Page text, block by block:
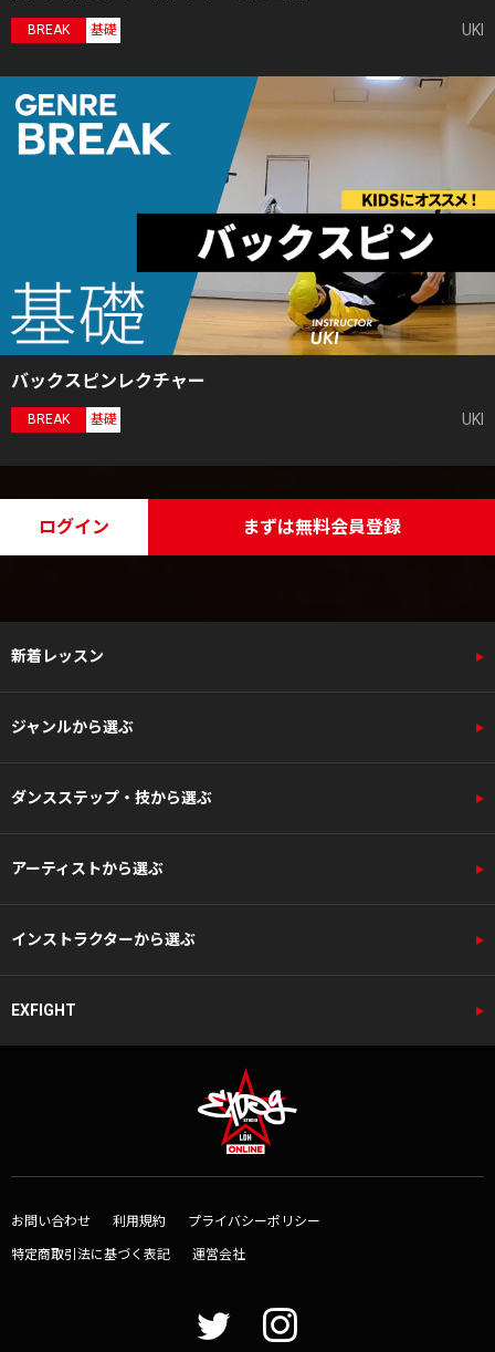
BREAK 基礎 UKI
バックスピンレクチャー
BREAK 基礎 UKI
ログイン まずは無料会員登録
新着レッスン
ジャンルから選ぶ
ダンスステップ・技から選ぶ
アーティストから選ぶ
インストラクターから選ぶ
EXFIGHT
お問い合わせ 利用規約 プライバシーポリシー
特定商取引法に基づく表記 運営会社